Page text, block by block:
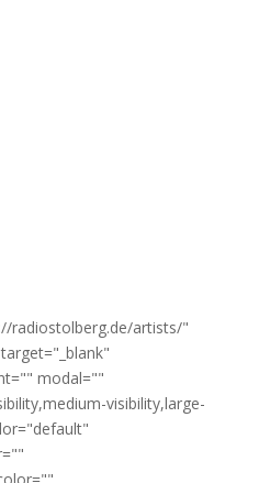
radiostolberg.de/artists/"
modal=""
visibility,large-